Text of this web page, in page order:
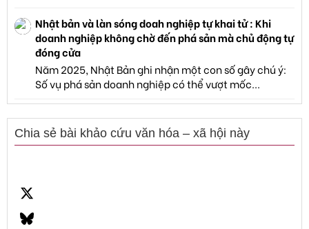
Nhật bản và làn sóng doah nghiệp tự khai tử : Khi
doanh nghiệp không chờ đến phá sản mà chủ động tự
đóng cửa
Năm 2025, Nhật Bản ghi nhận một con số gây chú ý:
Số vụ phá sản doanh nghiệp có thể vượt mốc...
Chia sẻ bài khảo cứu văn hóa – xã hội này
Bluesky